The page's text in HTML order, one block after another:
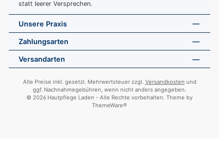
statt leerer Versprechen.
Unsere Praxis
Zahlungsarten
Versandarten
Alle Preise inkl. gesetzl. Mehrwertsteuer zzgl. Versandkosten und
ggf. Nachnahmegebühren, wenn nicht anders angegeben.
© 2026 Hautpflege Laden - Alle Rechte vorbehalten. Theme by
ThemeWare®